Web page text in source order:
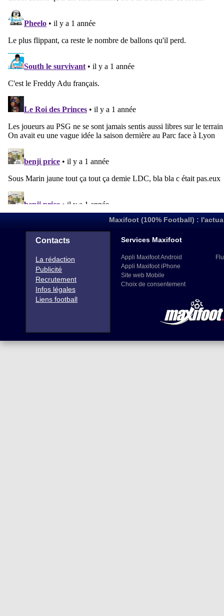
Maxifoot (100% Football) :
Contacts
La rédaction
Publicité
Recrutement
Infos légales
Liens football
Services Maxifoot
Appli Maxifoot Android
Appli Maxifoot iPhone
Site web Mobile
Choix de consentement